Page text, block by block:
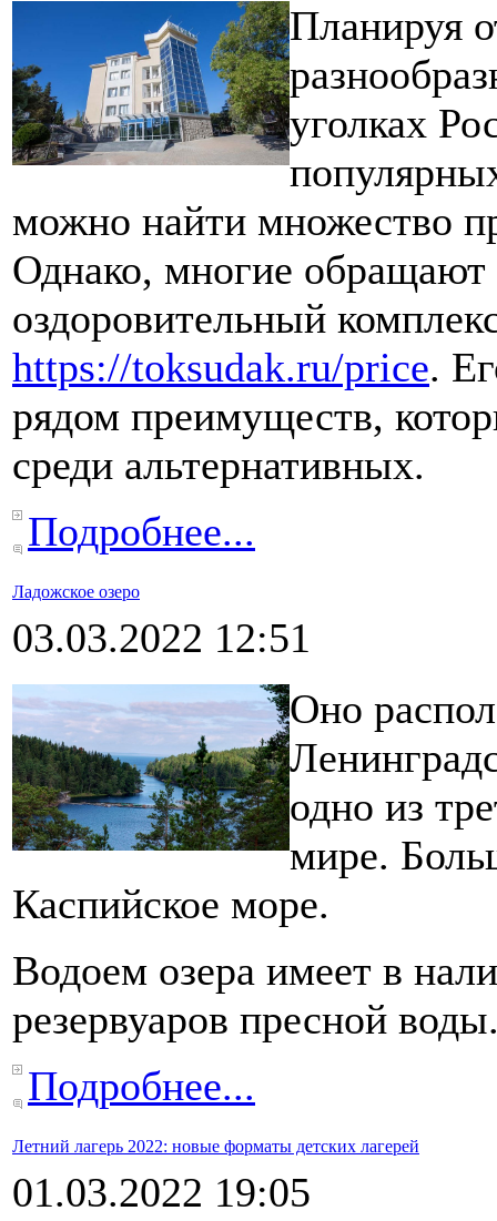
Планируя
уголках
можно найти множество
Однако, многие обращают
оздоровительный
https://toksudak.ru/price.
рядом преимуществ,
среди альтернативных.
Подробнее...
Ладожское озеро
03.03.2022 12:51
Оно
одно из
мире.
Каспийское море.
Водоем озера имеет в
резервуаров пресной
Подробнее...
Летний лагерь 2022: новые форматы детских лагерей
01.03.2022 19:05